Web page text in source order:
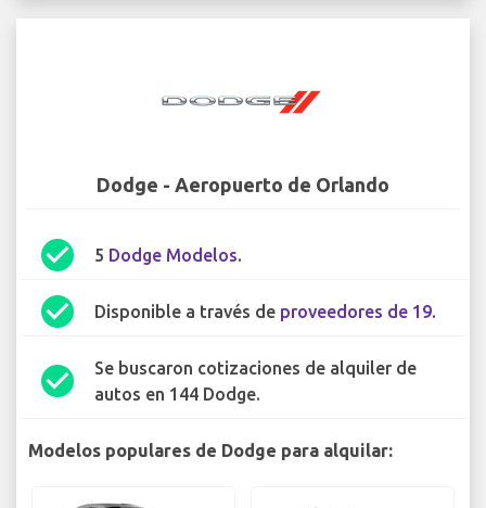
Dodge - Aeropuerto de Orlando
check_circle 5 Dodge Modelos.
check_circle Disponible a través de proveedores de 19.
check_circle
Se buscaron cotizaciones de alquiler de
autos en 144 Dodge.
Modelos populares de Dodge para alquilar: